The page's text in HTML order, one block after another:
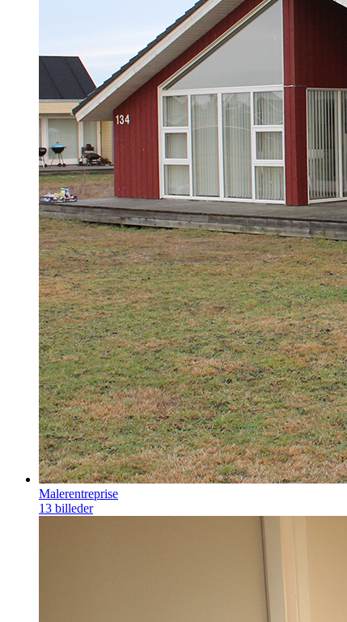
Malerentreprise
13 billeder